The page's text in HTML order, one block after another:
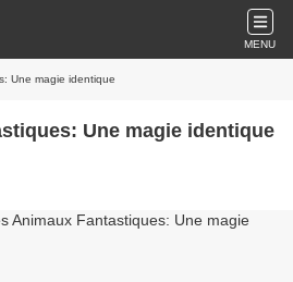
MENU
Une magie identique
Une magie identique